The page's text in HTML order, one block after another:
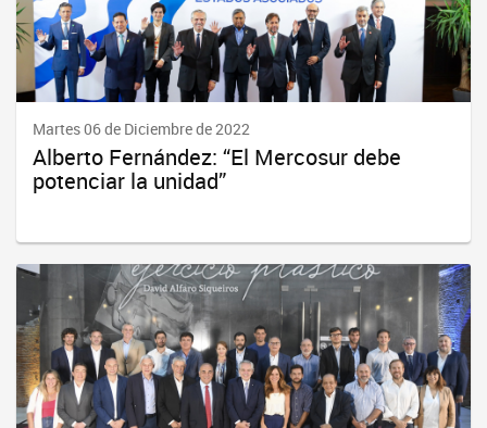
Martes 06 de Diciembre de 2022
Alberto Fernández: “El Mercosur debe
potenciar la unidad”